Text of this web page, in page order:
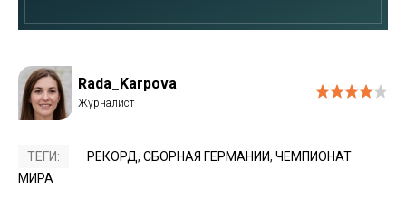
Rada_Karpova
ТЕГИ: РЕКОРД, СБОРНАЯ ГЕРМАНИИ, ЧЕМПИОНАТ
МИРА